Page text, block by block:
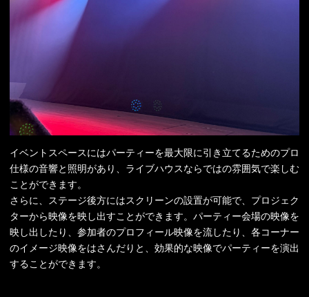
イベントスペースにはパーティーを最大限に引き立てるためのプロ
仕様の音響と照明があり、ライブハウスならではの雰囲気で楽しむ
ことができます。
さらに、ステージ後方にはスクリーンの設置が可能で、プロジェク
ターから映像を映し出すことができます。パーティー会場の映像を
映し出したり、参加者のプロフィール映像を流したり、各コーナー
のイメージ映像をはさんだりと、効果的な映像でパーティーを演出
することができます。